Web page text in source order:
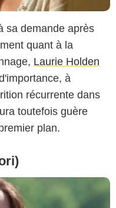
sa demande après
quant à la
Laurie Holden
à
récurrente dans
toutefois guère
plan.